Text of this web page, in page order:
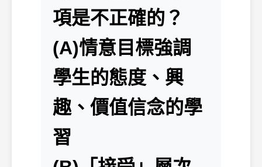
項是不正確的？
(A)情意目標強調
學生的態度、興
趣、價值信念的學
習